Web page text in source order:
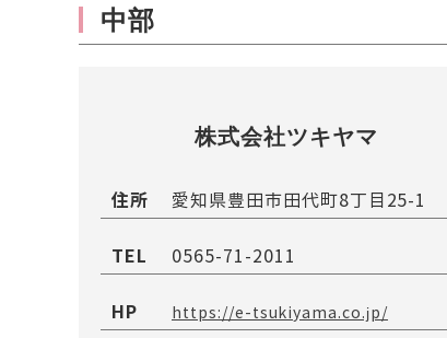
中部
株式会社ツキヤマ
住所 愛知県豊田市田代町8丁目25-1
TEL 0565-71-2011
HP https://e-tsukiyama.co.jp/